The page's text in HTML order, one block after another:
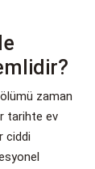
zaman
tarihte ev
ciddi